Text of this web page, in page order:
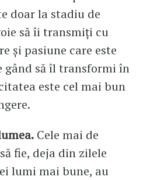
doar la stadiu de
să îi transmiți cu
și pasiune care este
gând să îl transformi în
este cel mai bun
Cele mai de
fie, deja din zilele
lumi mai bune, au